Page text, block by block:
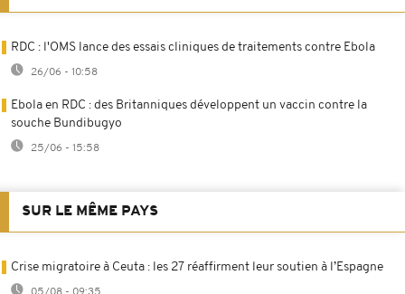
RDC : l'OMS lance des essais cliniques de traitements contre Ebola
26/06 - 10:58
Ebola en RDC : des Britanniques développent un vaccin contre la
souche Bundibugyo
25/06 - 15:58
SUR LE MÊME PAYS
Crise migratoire à Ceuta : les 27 réaffirment leur soutien à l’Espagne